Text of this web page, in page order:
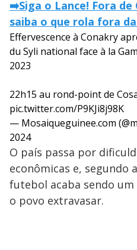
➡️Siga o Lance! Fora de
saiba o que rola fora
Effervescence à Conakry
du Syli national face à la
2023
22h15 au rond-point de
pic.twitter.com/P9KJi8j98K
— Mosaiqueguinee.com
2024
O país passa por
econômicas e, segundo
futebol acaba sendo
o povo extravasar.